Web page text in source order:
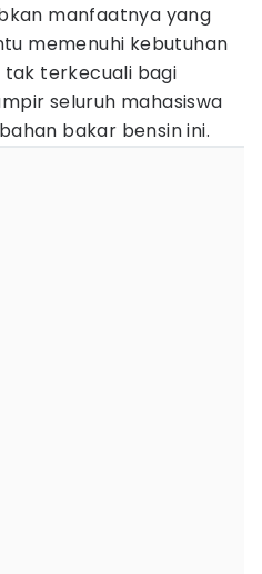
manfaatnya yang
memenuhi kebutuhan
tak terkecuali bagi
seluruh mahasiswa
bakar bensin ini.